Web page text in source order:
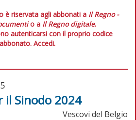
è riservata agli abbonati a Il Regno -
o a Il Regno digitale.
autenticarsi con il proprio codice
abbonato. Accedi.
il Sinodo 2024
Vescovi del Belgio